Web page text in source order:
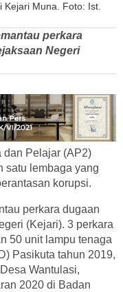
Muna. Foto: Ist.
perkara
Negeri
dan Pelajar (AP2)
satu lembaga yang
korupsi.
perkara dugaan
(Kejari). 3 perkara
50 unit lampu tenaga
Pasikuta tahun 2019,
Wantulasi,
2020 di Badan